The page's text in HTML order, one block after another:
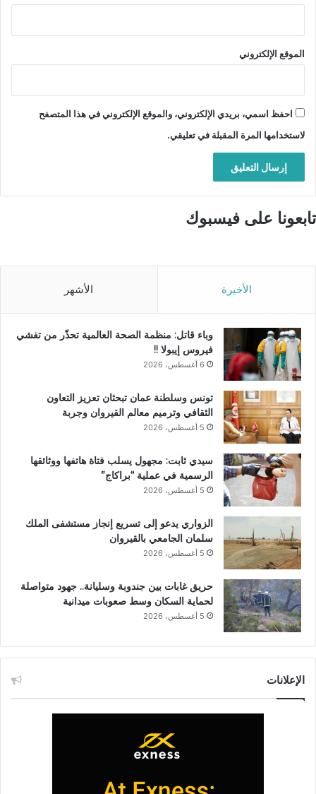
الموقع الإلكتروني
احفظ اسمي، بريدي الإلكتروني، والموقع الإلكتروني في هذا المتصفح
لاستخدامها المرة المقبلة في تعليقي.
تابعونا على فيسبوك
الأخيرة الأشهر
وباء قاتل: منظمة الصحة العالمية تحذّر من تفشي
فيروس إيبولا !!
6 أغسطس، 2026
تونس وسلطنة عمان تبحثان تعزيز التعاون
الثقافي وترميم معالم القيروان وجربة
5 أغسطس، 2026
سيدي ثابت: مجهول يسلب فتاة هاتفها ووثائقها
الرسمية في عملية “براكاج”
5 أغسطس، 2026
الزواري يدعو إلى تسريع إنجاز مستشفى الملك
سلمان الجامعي بالقيروان
5 أغسطس، 2026
حريق غابات بين جندوبة وسليانة.. جهود متواصلة
لحماية السكان وسط صعوبات ميدانية
5 أغسطس، 2026
الإعلانات